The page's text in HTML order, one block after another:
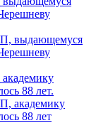
выдающемуся
академику
88 лет